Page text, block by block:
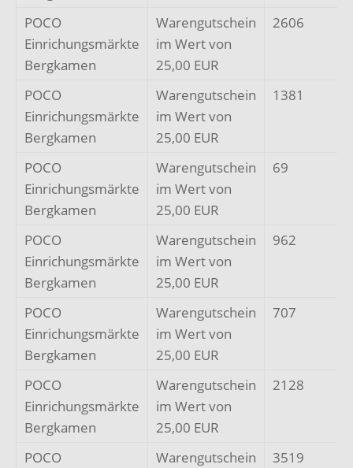
POCO
Einrichungsmärkte
Bergkamen
Warengutschein
im Wert von
25,00 EUR
2606
POCO
Einrichungsmärkte
Bergkamen
Warengutschein
im Wert von
25,00 EUR
1381
POCO
Einrichungsmärkte
Bergkamen
Warengutschein
im Wert von
25,00 EUR
69
POCO
Einrichungsmärkte
Bergkamen
Warengutschein
im Wert von
25,00 EUR
962
POCO
Einrichungsmärkte
Bergkamen
Warengutschein
im Wert von
25,00 EUR
707
POCO
Einrichungsmärkte
Bergkamen
Warengutschein
im Wert von
25,00 EUR
2128
POCO
Warengutschein
3519